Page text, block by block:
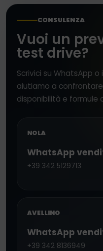
CONSULENZA
Vuoi un
test drive?
Scrivici su WhatsApp
aiutiamo a
disponibilità e formule
NOLA
WhatsApp
+39 342 5129713
AVELLINO
WhatsApp
+39 342 8136949